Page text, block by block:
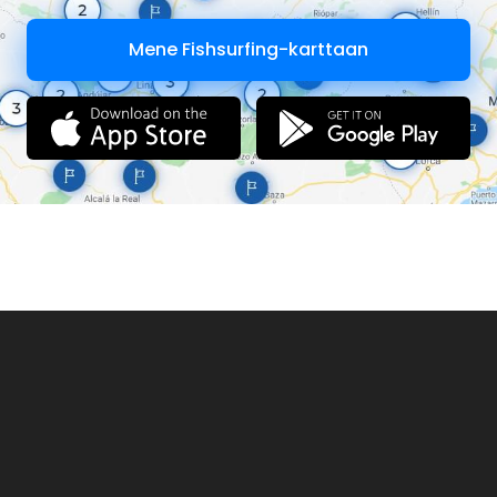
float-tube, canoë…)
Mene Fishsurfing-karttaan